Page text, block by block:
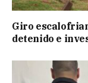
Giro
detenido e